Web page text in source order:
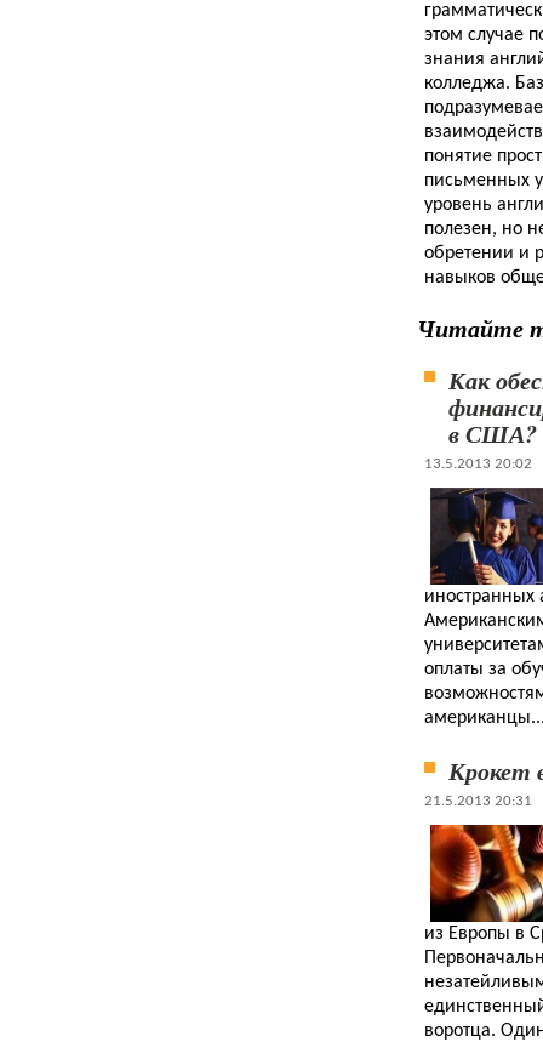
этом случае
знания
колледжа.
понятие
письменных
уровень
полезен, но
обретении и
навыков
Читайте
Как
в США?
13.5.2013 20:02
иностранных
оплаты за
Крокет
21.5.2013 20:31
из Европы в
воротца.